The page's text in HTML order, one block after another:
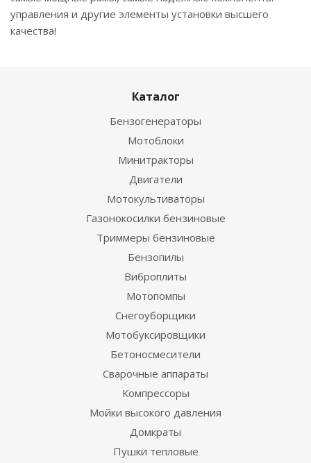
управления и другие элементы установки высшего
качества!
Каталог
Бензогенераторы
Мотоблоки
Минитракторы
Двигатели
Мотокультиваторы
Газонокосилки бензиновые
Триммеры бензиновые
Бензопилы
Виброплиты
Мотопомпы
Снегоуборщики
Мотобуксировщики
Бетоносмесители
Сварочные аппараты
Компрессоры
Мойки высокого давления
Домкраты
Пушки тепловые